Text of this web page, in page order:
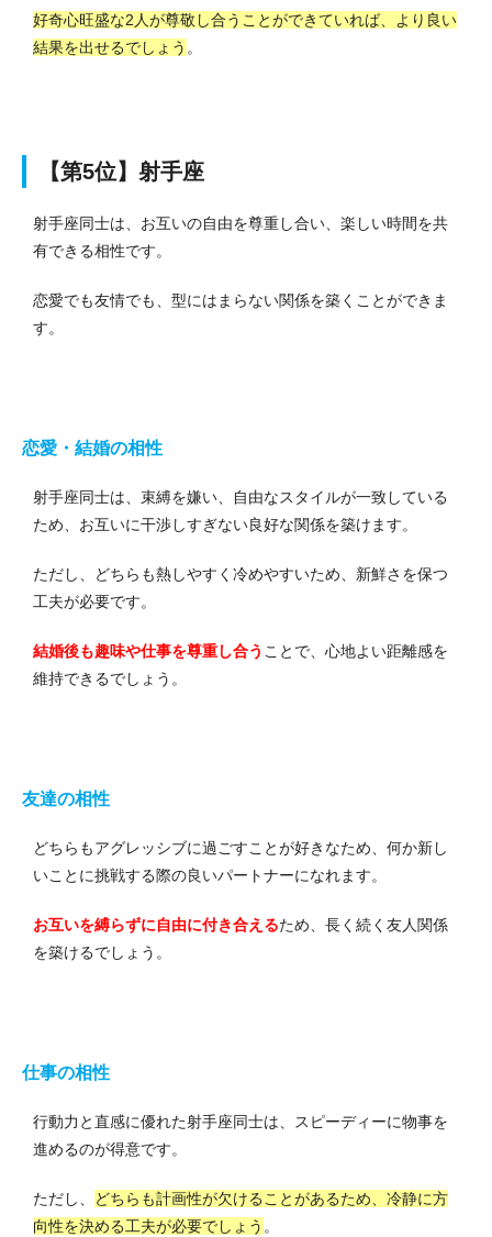
好奇心旺盛な2人が尊敬し合うことができていれば、より良い
結果を出せるでしょう 。
【第5位】射手座
射手座同士は、お互いの自由を尊重し合い、楽しい時間を共
有できる相性です。
恋愛でも友情でも、型にはまらない関係を築くことができま
す。
恋愛・結婚の相性
射手座同士は、束縛を嫌い、自由なスタイルが一致している
ため、お互いに干渉しすぎない良好な関係を築けます。
ただし、どちらも熱しやすく冷めやすいため、新鮮さを保つ
工夫が必要です。
結婚後も趣味や仕事を尊重し合う ことで、心地よい距離感を
維持できるでしょう。
友達の相性
どちらもアグレッシブに過ごすことが好きなため、何か新し
いことに挑戦する際の良いパートナーになれます。
お互いを縛らずに自由に付き合えるため、長く続く友人関係
を築けるでしょう。
仕事の相性
行動力と直感に優れた射手座同士は、スピーディーに物事を
進めるのが得意です。
ただし、
どちらも計画性が欠けることがあるため、冷静に方
向性を決める工夫が必要でしょう 。